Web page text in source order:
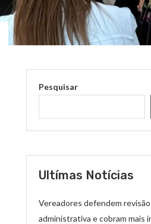
Pesquisar
Ultímas Notícias
Vereadores defendem
administrativa e cobram mais